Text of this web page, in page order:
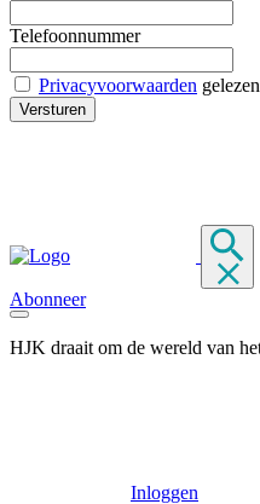
Telefoonnummer
Privacyvoorwaarden gelezen
Abonneer
HJK draait om de wereld van
Inloggen